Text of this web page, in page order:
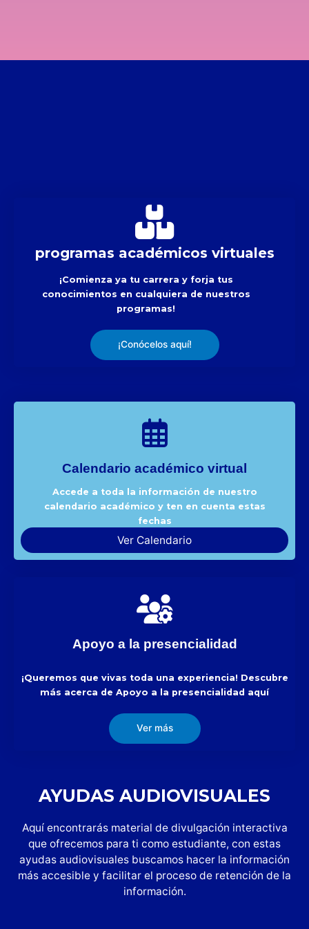
programas académicos virtuales
¡Comienza ya tu carrera y forja tus
conocimientos en cualquiera de nuestros
programas!
¡Conócelos aquí!
Calendario académico virtual
Accede a toda la información de nuestro
calendario académico y ten en cuenta estas
fechas
Ver Calendario
Apoyo a la presencialidad
¡Queremos que vivas toda una experiencia! Descubre
más acerca de Apoyo a la presencialidad aquí
Ver más
AYUDAS AUDIOVISUALES
Aquí encontrarás material de divulgación interactiva
que ofrecemos para ti como estudiante, con estas
ayudas audiovisuales buscamos hacer la información
más accesible y facilitar el proceso de retención de la
información.